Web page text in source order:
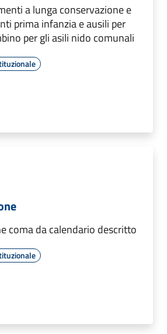
a lunga conservazione e
prima infanzia e ausili per
per gli asili nido comunali
coma da calendario descritto